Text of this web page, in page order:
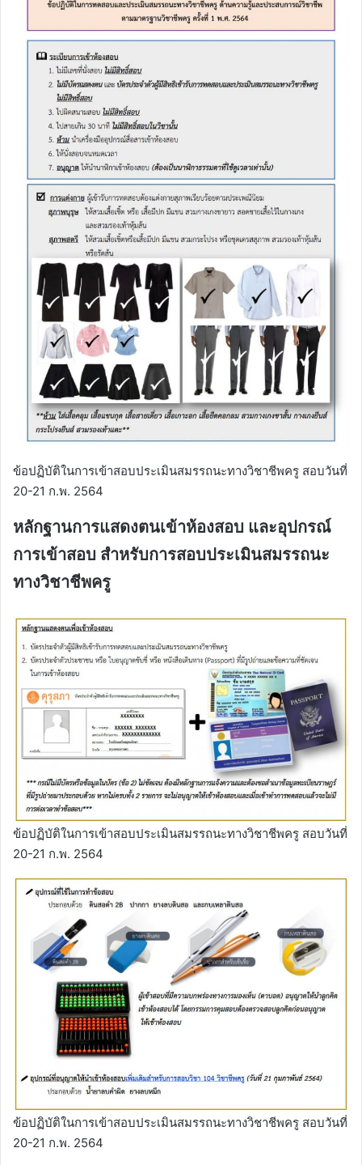
ข้อปฏิบัติในการเข้าสอบประเมินสมรรถนะทางวิชาชีพครู สอบวันที่
20-21 ก.พ. 2564
หลักฐานการแสดงตนเข้าห้องสอบ และอุปกรณ์
การเข้าสอบ สำหรับการสอบประเมินสมรรถนะ
ทางวิชาชีพครู
ข้อปฏิบัติในการเข้าสอบประเมินสมรรถนะทางวิชาชีพครู สอบวันที่
20-21 ก.พ. 2564
ข้อปฏิบัติในการเข้าสอบประเมินสมรรถนะทางวิชาชีพครู สอบวันที่
20-21 ก.พ. 2564